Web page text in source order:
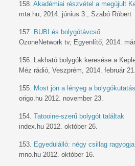
158. Akadémiai részvétel a megújult
mta.hu, 2014. június 3., Szabó Róbert
157. BUBI és bolygótávcső
OzoneNetwork tv, Egyenlítő, 2014.
156. Lakható bolygók keresése a
Méz rádió, Veszprém, 2014. február
155. Most jön a lényeg a
origo.hu 2012. november 23.
154. Tatooine-szerű bolygót találtak
index.hu 2012. október 26.
153. Egyedülálló: négy csillag
mno.hu 2012. október 16.